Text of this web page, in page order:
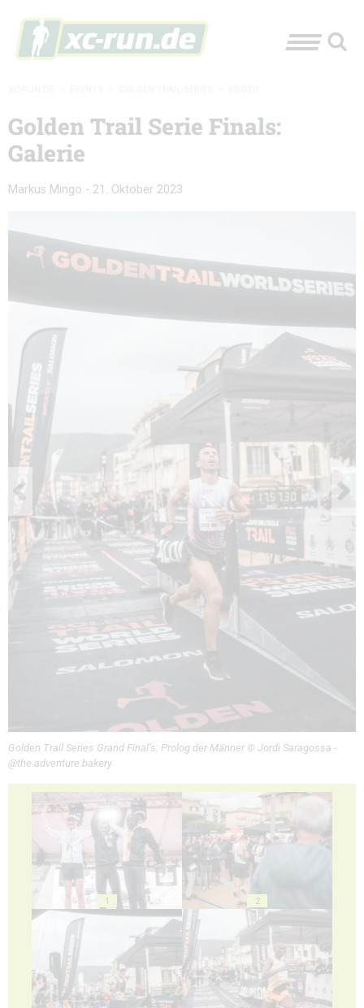
Golden Trail Serie Finals:
Galerie
Markus Mingo - 21. Oktober 2023
Golden Trail Series Grand Final’s: Prolog der Männer © Jordi Saragossa -
@the.adventure.bakery
1 2